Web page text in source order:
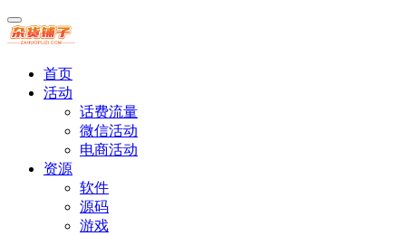
首页
活动
话费流量
微信活动
电商活动
资源
软件
源码
游戏